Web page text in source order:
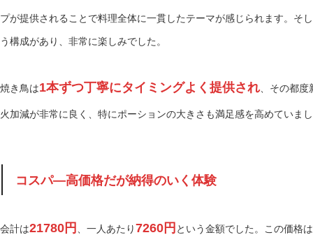
プが提供されることで料理全体に一貫したテーマが感じられます。そ
う構成があり、非常に楽しみでした。
焼き鳥は1本ずつ丁寧にタイミングよく提供され、その都度
火加減が非常に良く、特にポーションの大きさも満足感を高めていま
コスパ—高価格だが納得のいく体験
会計は21780円 、一人あたり7260円 という金額でした。この価格